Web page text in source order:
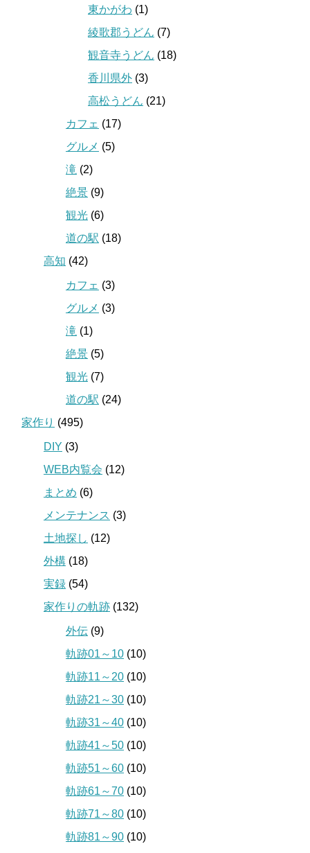
東かがわ (1)
綾歌郡うどん (7)
観音寺うどん (18)
香川県外 (3)
高松うどん (21)
カフェ (17)
グルメ (5)
滝 (2)
絶景 (9)
観光 (6)
道の駅 (18)
高知 (42)
カフェ (3)
グルメ (3)
滝 (1)
絶景 (5)
観光 (7)
道の駅 (24)
家作り (495)
DIY (3)
WEB内覧会 (12)
まとめ (6)
メンテナンス (3)
土地探し (12)
外構 (18)
実録 (54)
家作りの軌跡 (132)
外伝 (9)
軌跡01～10 (10)
軌跡11～20 (10)
軌跡21～30 (10)
軌跡31～40 (10)
軌跡41～50 (10)
軌跡51～60 (10)
軌跡61～70 (10)
軌跡71～80 (10)
軌跡81～90 (10)